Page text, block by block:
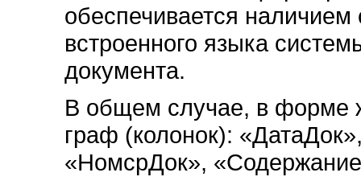
обеспечивается
встроенного языка
документа.
В общем случае, в форме
граф (колонок):
«НомсрДок»,